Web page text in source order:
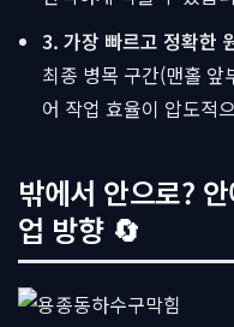
3. 가장 빠르고 정확한
최종 병목 구간(맨홀 앞
어 작업 효율이 압도적
밖에서 안으로?
업 방향 🔄